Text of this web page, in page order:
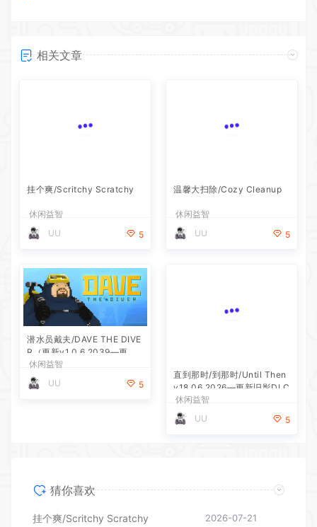
相关文章
挂个爽/Scritchy Scratchy
休闲益智
UU
5
温馨大扫除/Cozy Cleanup
休闲益智
UU
5
潜水员戴夫/DAVE THE DIVE
R（更新v1.0.6.2039—更新D
LC）
休闲益智
UU
5
直到那时/到那时/Until Then
v18.06.2026—更新旧影DLC
休闲益智
UU
5
猜你喜欢
挂个爽/Scritchy Scratchy 2026-07-21